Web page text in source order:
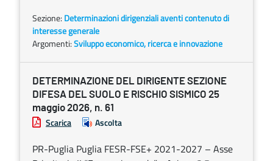
Sezione: Determinazioni dirigenziali aventi contenuto di
interesse generale
Argomenti:Sviluppo economico, ricerca e innovazione
DETERMINAZIONE DEL DIRIGENTE SEZIONE
DIFESA DEL SUOLO E RISCHIO SISMICO 25
maggio 2026, n. 61
Scarica Ascolta
PR-Puglia Puglia FESR-FSE+ 2021-2027 – Asse